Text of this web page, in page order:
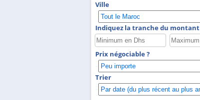
Ville
Indiquez la tranche du montant
Prix négociable ?
Trier